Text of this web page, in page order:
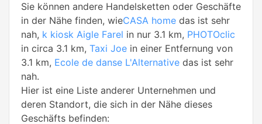
Sie können andere Handelsketten oder Geschäfte
in der Nähe finden, wieCASA home das ist sehr
nah, k kiosk Aigle Farel in nur 3.1 km, PHOTOclic
in circa 3.1 km, Taxi Joe in einer Entfernung von
3.1 km, Ecole de danse L'Alternative das ist sehr
nah.
Hier ist eine Liste anderer Unternehmen und
deren Standort, die sich in der Nähe dieses
Geschäfts befinden: